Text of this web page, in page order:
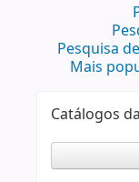
Pesquisa
Mais
Catálogos